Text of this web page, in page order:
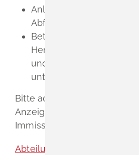
Anlagen der untertägigen
Abfallentsorgung und
Betriebsgelände mit
Herstellung,
und wesentlichen
unterirdischen
Bitte achten Sie darauf, dass
Anzeige bei der für Ihre
Immissionsschutzbehörde
Abteilung 5, Umwelt